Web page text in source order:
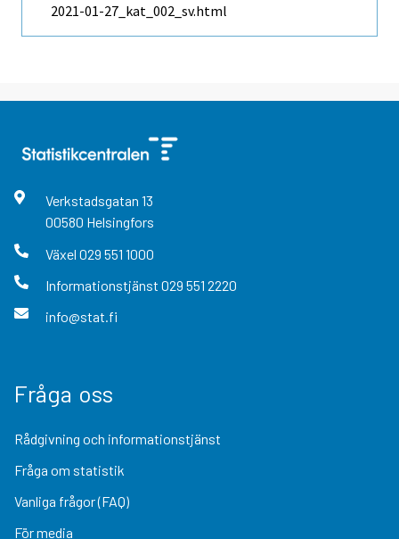
2021-01-27_kat_002_sv.html
Verkstadsgatan 13
00580 Helsingfors
Växel 029 551 1000
Informationstjänst 029 551 2220
info@stat.fi
Fråga oss
Rådgivning och informationstjänst
Fråga om statistik
Vanliga frågor (FAQ)
För media